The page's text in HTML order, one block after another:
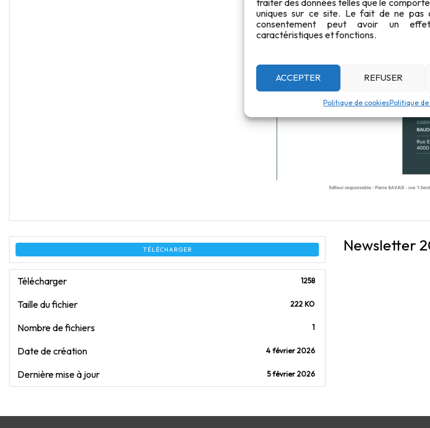
uniques sur ce site. Le fait de ne pas
consentement peut avoir un
caractéristiques et fonctions.
ACCEPTER REFUSER
Politique de cookiesPolitique
TÉLÉCHARGER
Télécharger 1258
Taille du fichier 222 KO
Nombre de fichiers 1
Date de création 4 février 2026
Dernière mise à jour 5 février 2026
Newsletter